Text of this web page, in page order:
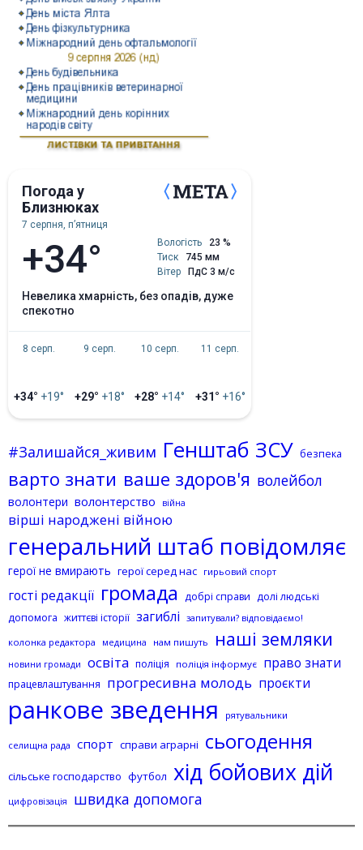
Погода у
Близнюках
7 серпня, пʼятниця
+34° Вологість
23 %
Тиск
745 мм
Вітер
ПдС 3 м/с
невелика хмарність, без опадів, дуже
спекотно
8 серп.
+34° +19°
9 серп.
+29° +18°
10 серп.
+28° +14°
11 серп.
+31° +16°
#Залишайся_живим Генштаб ЗСУ безпека
варто знати ваше здоров'я волейбол
волонтери волонтерство війна
вірші народжені війною
генеральний штаб повідомляє
герої не вмирають герої серед нас гирьовий спорт
гості редакції громада добрі справи долі людські
допомога життєві історії загиблі запитували? відповідаємо!
колонка редактора
медицина нам пишуть наші земляки
новини громади освіта поліція поліція інформує право знати
працевлаштування прогресивна молодь проєкти
ранкове зведення рятувальники
селищна рада спорт справи аграрні сьогодення
сільське господарство футбол хід бойових дій
цифровізація швидка допомога